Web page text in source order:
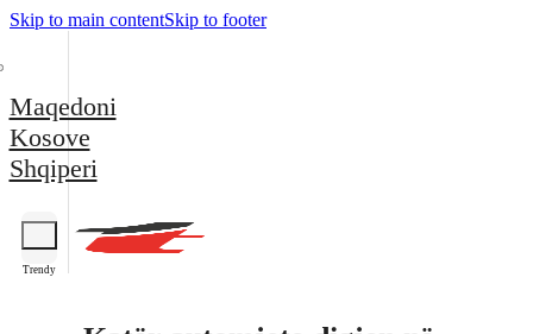
Skip to main contentSkip to footer
Maqedoni
Kosove
Shqiperi
Trendy